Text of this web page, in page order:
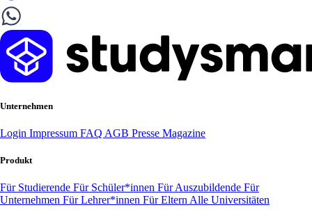
Unternehmen
Login Impressum FAQ AGB Presse Magazine
Produkt
Für Studierende Für Schüler*innen Für Auszubildende Für
Unternehmen Für Lehrer*innen Für Eltern Alle Universitäten